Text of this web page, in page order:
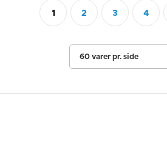
1 2 3 4
60 varer pr. side